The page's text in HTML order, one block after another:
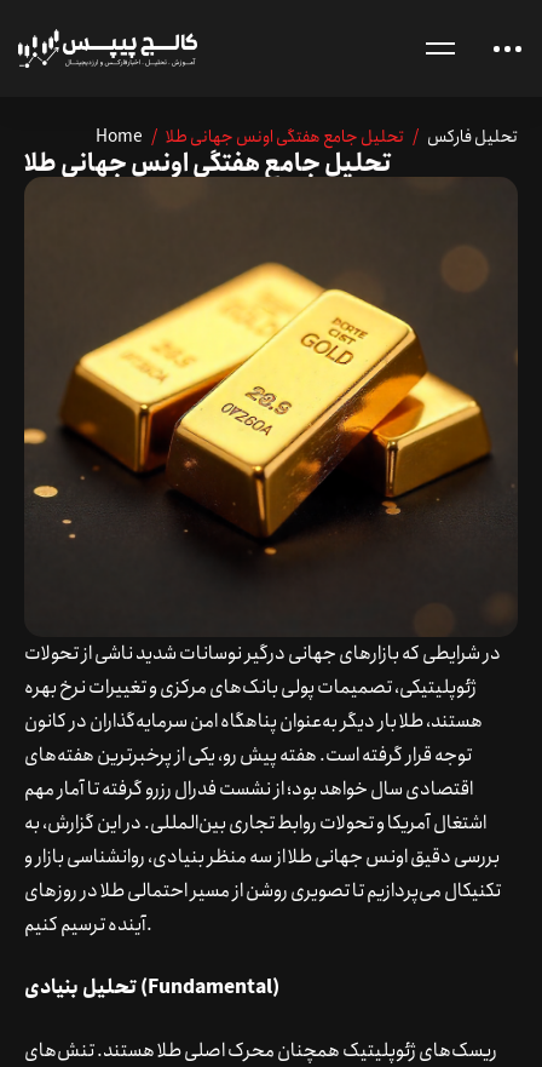
Home / تحلیل فارکس / تحلیل جامع هفتگی اونس جهانی طلا
تحلیل جامع هفتگی اونس جهانی طلا
در شرایطی که بازارهای جهانی درگیر نوسانات شدید ناشی از تحولات
ژئوپلیتیکی، تصمیمات پولی بانک‌های مرکزی و تغییرات نرخ بهره
هستند، طلا بار دیگر به‌عنوان پناهگاه امن سرمایه‌گذاران در کانون
توجه قرار گرفته است. هفته پیش رو، یکی از پرخبرترین هفته‌های
اقتصادی سال خواهد بود؛ از نشست فدرال رزرو گرفته تا آمار مهم
اشتغال آمریکا و تحولات روابط تجاری بین‌المللی. در این گزارش، به
بررسی دقیق اونس جهانی طلا از سه منظر بنیادی، روانشناسی بازار و
تکنیکال می‌پردازیم تا تصویری روشن از مسیر احتمالی طلا در روزهای
آینده ترسیم کنیم.
تحلیل بنیادی (Fundamental)
ریسک‌های ژئوپلیتیک همچنان محرک اصلی طلا هستند. تنش‌های